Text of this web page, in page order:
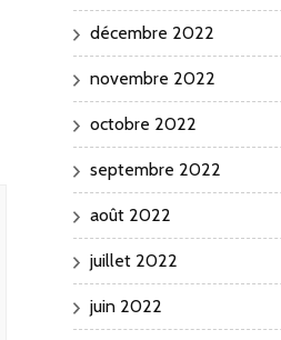
décembre 2022
novembre 2022
octobre 2022
septembre 2022
août 2022
juillet 2022
juin 2022